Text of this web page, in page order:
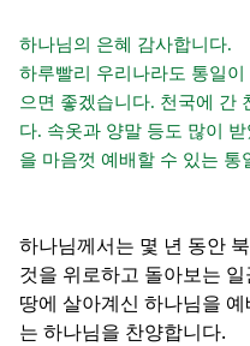
하나님의 은혜 감사합니다.
하루빨리 우리나라도 통일
으면 좋겠습니다. 천국에 간
다. 속옷과 양말 등도 많이
을 마음껏 예배할 수 있는 통
하나님께서는 몇 년 동안
것을 위로하고 돌아보는
땅에 살아계신 하나님을
는 하나님을 찬양합니다.